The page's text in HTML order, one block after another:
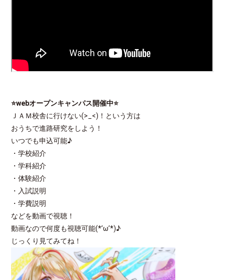
⭐webオープンキャンパス開催中⭐
ＪＡＭ校舎に行けない(>_<)！という方は
おうちで進路研究をしよう！
いつでも申込可能♪
・学校紹介
・学科紹介
・体験紹介
・入試説明
・学費説明
などを動画で視聴！
動画なので何度も視聴可能(*’ω’*)♪
じっくり見てみてね！